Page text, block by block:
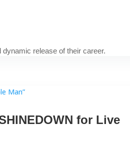
release of their career.
for Live